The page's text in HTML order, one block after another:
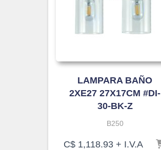
LAMPARA BAÑO
2XE27 27X17CM #DI-
30-BK-Z
B250
C$ 1,118.93 + I.V.A